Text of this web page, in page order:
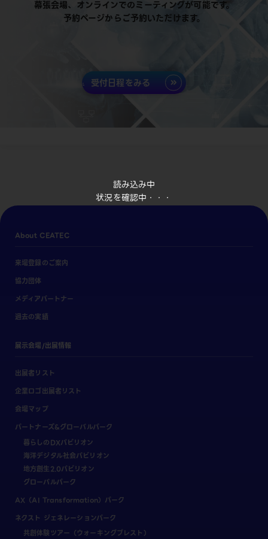
読み込み中
状況を確認中・・・
幕張会場、オンラインでのミーティングが可能です。
予約ページからご予約いただけます。
受付日程をみる
About CEATEC
来場登録のご案内
協力団体
メディアパートナー
過去の実績
展示会場/出展情報
出展者リスト
企業ロゴ出展者リスト
会場マップ
パートナーズ&グローバルパーク
暮らしのDXパビリオン
海洋デジタル社会パビリオン
地方創生2.0パビリオン
グローバルパーク
AX（AI Transformation）パーク
ネクスト ジェネレーションパーク
共創体験ツアー（ウォーキングブレスト）